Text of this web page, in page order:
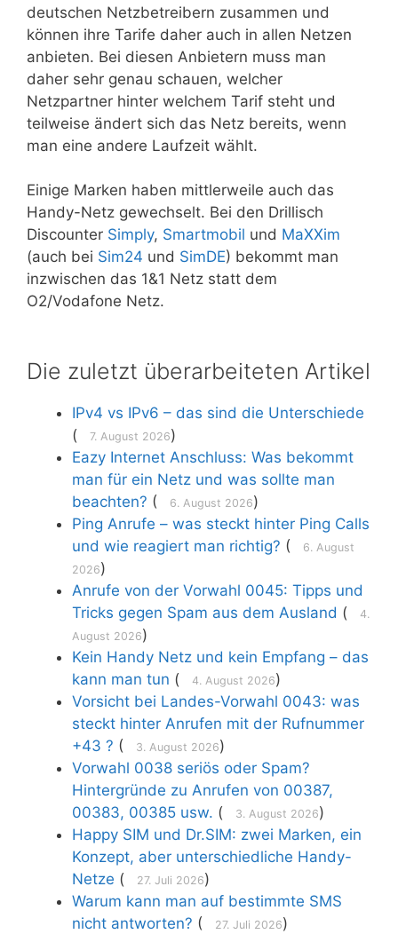
deutschen Netzbetreibern zusammen und
können ihre Tarife daher auch in allen Netzen
anbieten. Bei diesen Anbietern muss man
daher sehr genau schauen, welcher
Netzpartner hinter welchem Tarif steht und
teilweise ändert sich das Netz bereits, wenn
man eine andere Laufzeit wählt.
Einige Marken haben mittlerweile auch das
Handy-Netz gewechselt. Bei den Drillisch
Discounter Simply, Smartmobil und MaXXim
(auch bei Sim24 und SimDE) bekommt man
inzwischen das 1&1 Netz statt dem
O2/Vodafone Netz.
Die zuletzt überarbeiteten Artikel
IPv4 vs IPv6 – das sind die Unterschiede
(
7. August 2026)
Eazy Internet Anschluss: Was bekommt
man für ein Netz und was sollte man
beachten? ( 6. August 2026)
Ping Anrufe – was steckt hinter Ping Calls
und wie reagiert man richtig? (
6. August
2026)
Anrufe von der Vorwahl 0045: Tipps und
Tricks gegen Spam aus dem Ausland (
4.
August 2026)
Kein Handy Netz und kein Empfang – das
kann man tun ( 4. August 2026)
Vorsicht bei Landes-Vorwahl 0043: was
steckt hinter Anrufen mit der Rufnummer
+43 ? ( 3. August 2026)
Vorwahl 0038 seriös oder Spam?
Hintergründe zu Anrufen von 00387,
00383, 00385 usw. ( 3. August 2026)
Happy SIM und Dr.SIM: zwei Marken, ein
Konzept, aber unterschiedliche Handy-
Netze ( 27. Juli 2026)
Warum kann man auf bestimmte SMS
nicht antworten? ( 27. Juli 2026)